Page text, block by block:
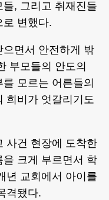
, 그리고 취재진들
로 변했다.
면서 안전하게 밖
부모들의 안도의
모르는 어른들의
희비가 엇갈리기도
사건 현장에 도착한
크게 부르면서 학
년 교회에서 아이를
격됐다.